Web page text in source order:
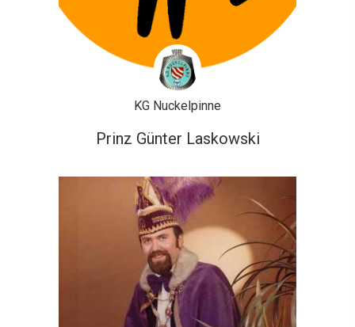
KG Nuckelpinne
Prinz Günter Laskowski